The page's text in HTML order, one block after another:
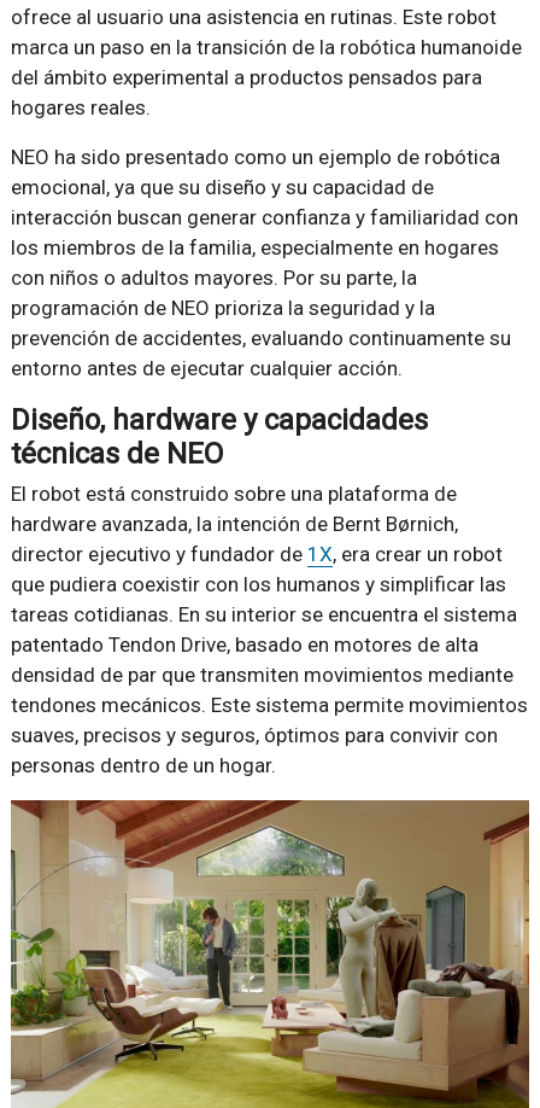
ofrece al usuario una asistencia en rutinas. Este robot
marca un paso en la transición de la robótica humanoide
del ámbito experimental a productos pensados para
hogares reales.
NEO ha sido presentado como un ejemplo de robótica
emocional, ya que su diseño y su capacidad de
interacción buscan generar confianza y familiaridad con
los miembros de la familia, especialmente en hogares
con niños o adultos mayores. Por su parte, la
programación de NEO prioriza la seguridad y la
prevención de accidentes, evaluando continuamente su
entorno antes de ejecutar cualquier acción.
Diseño, hardware y capacidades
técnicas de NEO
El robot está construido sobre una plataforma de
hardware avanzada, la intención de Bernt Børnich,
director ejecutivo y fundador de 1X, era crear un robot
que pudiera coexistir con los humanos y simplificar las
tareas cotidianas. En su interior se encuentra el sistema
patentado Tendon Drive, basado en motores de alta
densidad de par que transmiten movimientos mediante
tendones mecánicos. Este sistema permite movimientos
suaves, precisos y seguros, óptimos para convivir con
personas dentro de un hogar.